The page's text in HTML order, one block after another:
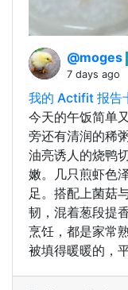
@moges
7 days ago
我的 Actifit 报告
今天的午饭简单
旁还有清润的稀
油亮诱人的烧鸭
嫩。几只煎虾色
足。搭配上菌菇
韧，混着葱段提
烹饪，都是家常
被填得暖暖的，